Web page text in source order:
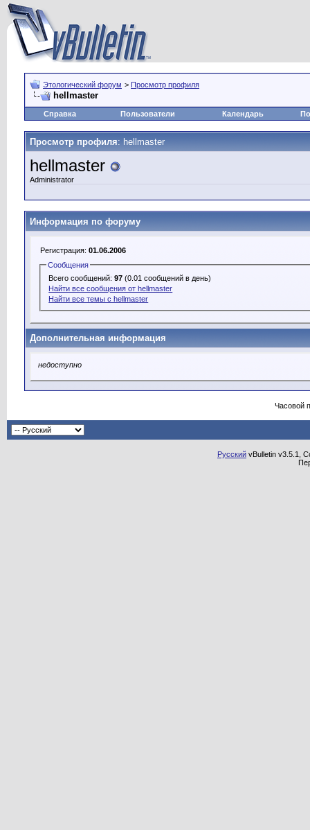
Этологический форум > Просмотр профиля
hellmaster
Справка Пользователи Календарь
Просмотр профиля: hellmaster
hellmaster
Administrator
Информация по форуму
Регистрация: 01.06.2006
Сообщения
Всего сообщений:97 (0.01 сообщений в день)
Найти все сообщения от hellmaster
Найти все темы с hellmaster
Дополнительная информация
недоступно
Часовой
Русский vBulletin v3.5.1,